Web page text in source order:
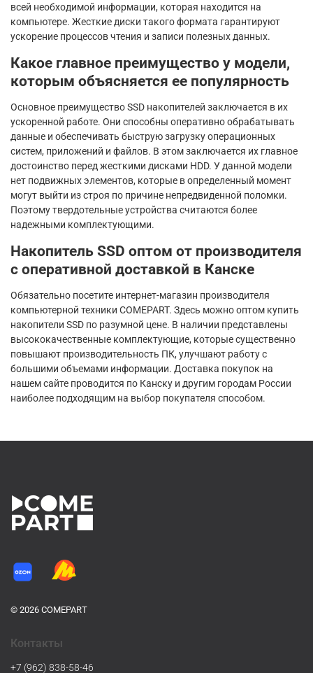
всей необходимой информации, которая находится на
компьютере. Жесткие диски такого формата гарантируют
ускорение процессов чтения и записи полезных данных.
Какое главное преимущество у модели,
которым объясняется ее популярность
Основное преимущество SSD накопителей заключается в их
ускоренной работе. Они способны оперативно обрабатывать
данные и обеспечивать быструю загрузку операционных
систем, приложений и файлов. В этом заключается их главное
достоинство перед жесткими дисками HDD. У данной модели
нет подвижных элементов, которые в определенный момент
могут выйти из строя по причине непредвиденной поломки.
Поэтому твердотельные устройства считаются более
надежными комплектующими.
Накопитель SSD оптом от производителя
с оперативной доставкой в Канске
Обязательно посетите интернет-магазин производителя
компьютерной техники COMEPART. Здесь можно оптом купить
накопители SSD по разумной цене. В наличии представлены
высококачественные комплектующие, которые существенно
повышают производительность ПК, улучшают работу с
большими объемами информации. Доставка покупок на
нашем сайте проводится по Канску и другим городам России
наиболее подходящим на выбор покупателя способом.
© 2026 COMEPART
Контакты
+7 (962) 838-58-46